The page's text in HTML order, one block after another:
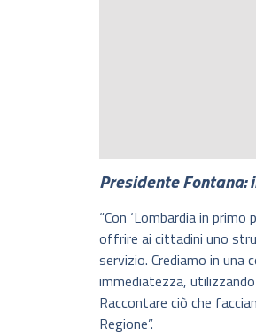
Presidente
“Con ‘Lombardia in
offrire ai cittadini uno
servizio. Crediamo in una
immediatezza,
Raccontare ciò che
Regione”.